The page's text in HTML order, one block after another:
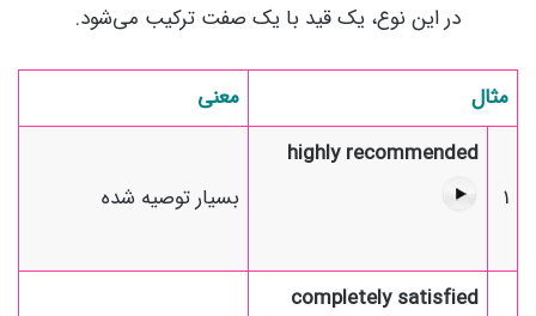
در این نوع، یک قید با یک صفت ترکیب می‌شود.
مثال معنی
1
highly recommended
بسیار توصیه شده
completely satisfied